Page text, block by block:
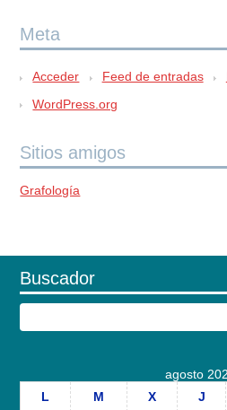
Meta
Acceder Feed de entradas
WordPress.org
Sitios amigos
Grafología
Buscador
agosto
L
M X J